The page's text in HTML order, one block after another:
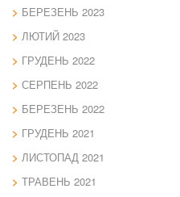
БЕРЕЗЕНЬ 2023
ЛЮТИЙ 2023
ГРУДЕНЬ 2022
СЕРПЕНЬ 2022
БЕРЕЗЕНЬ 2022
ГРУДЕНЬ 2021
ЛИСТОПАД 2021
ТРАВЕНЬ 2021